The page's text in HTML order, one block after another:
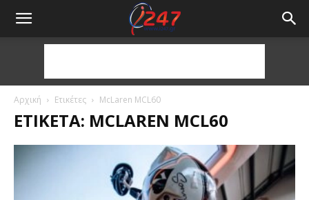
Αρχική Ετικέτες McLaren MCL60
ΕΤΙΚΈΤΑ: MCLAREN MCL60